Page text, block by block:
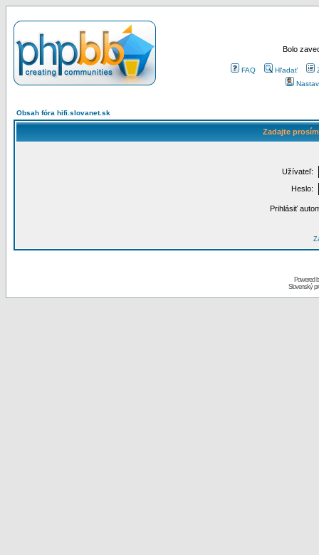
Bolo
FAQ Hľadať
Obsah fóra hifi.slovanet.sk
Zadajte
Užívateľ:
Heslo:
Prihlásiť
Powered
Slovenský